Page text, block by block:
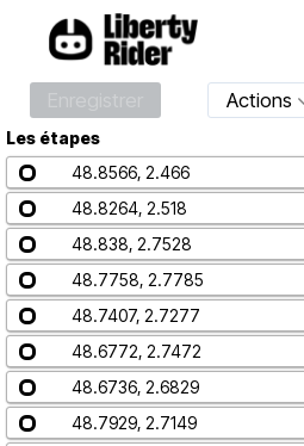
Actions
Les étapes
48.8566, 2.466
48.8264, 2.518
48.838, 2.7528
48.7758, 2.7785
48.7407, 2.7277
48.6772, 2.7472
48.6736, 2.6829
48.7929, 2.7149